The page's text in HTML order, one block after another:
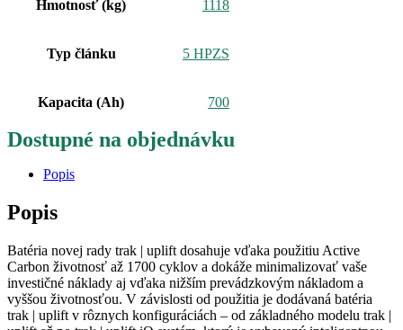
Hmotnosť (kg) 1118
Typ článku 5 HPZS
Kapacita (Ah) 700
Dostupné na objednávku
Popis
Popis
Batéria novej rady trak | uplift dosahuje vďaka použitiu Active
Carbon životnosť až 1700 cyklov a dokáže minimalizovať vaše
investičné náklady aj vďaka nižším prevádzkovým nákladom a
vyššou životnosťou. V závislosti od použitia je dodávaná batéria
trak | uplift v rôznych konfiguráciách – od základného modelu trak |